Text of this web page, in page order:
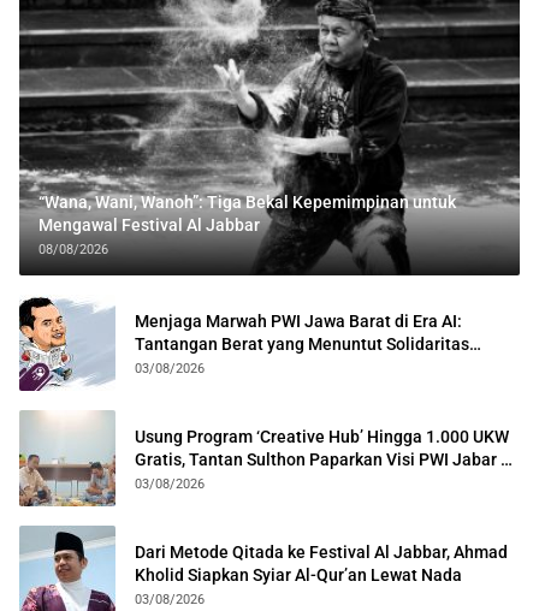
“Wana, Wani, Wanoh”: Tiga Bekal Kepemimpinan untuk
Mengawal Festival Al Jabbar
08/08/2026
Menjaga Marwah PWI Jawa Barat di Era AI:
Tantangan Berat yang Menuntut Solidaritas
Lintas Generasi
03/08/2026
Usung Program ‘Creative Hub’ Hingga 1.000 UKW
Gratis, Tantan Sulthon Paparkan Visi PWI Jabar di
Kota Bogor
03/08/2026
Dari Metode Qitada ke Festival Al Jabbar, Ahmad
Kholid Siapkan Syiar Al-Qur’an Lewat Nada
03/08/2026